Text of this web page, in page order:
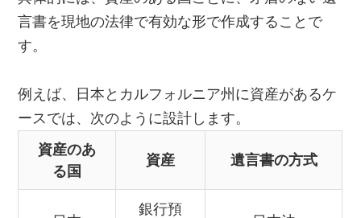
言書を現地の法律で有効な形で作成することで
す。
例えば、日本とカルフォルニア州に資産があるケ
ースでは、次のように設計します。
資産のあ
る国
資産 遺言書の方式
銀行預